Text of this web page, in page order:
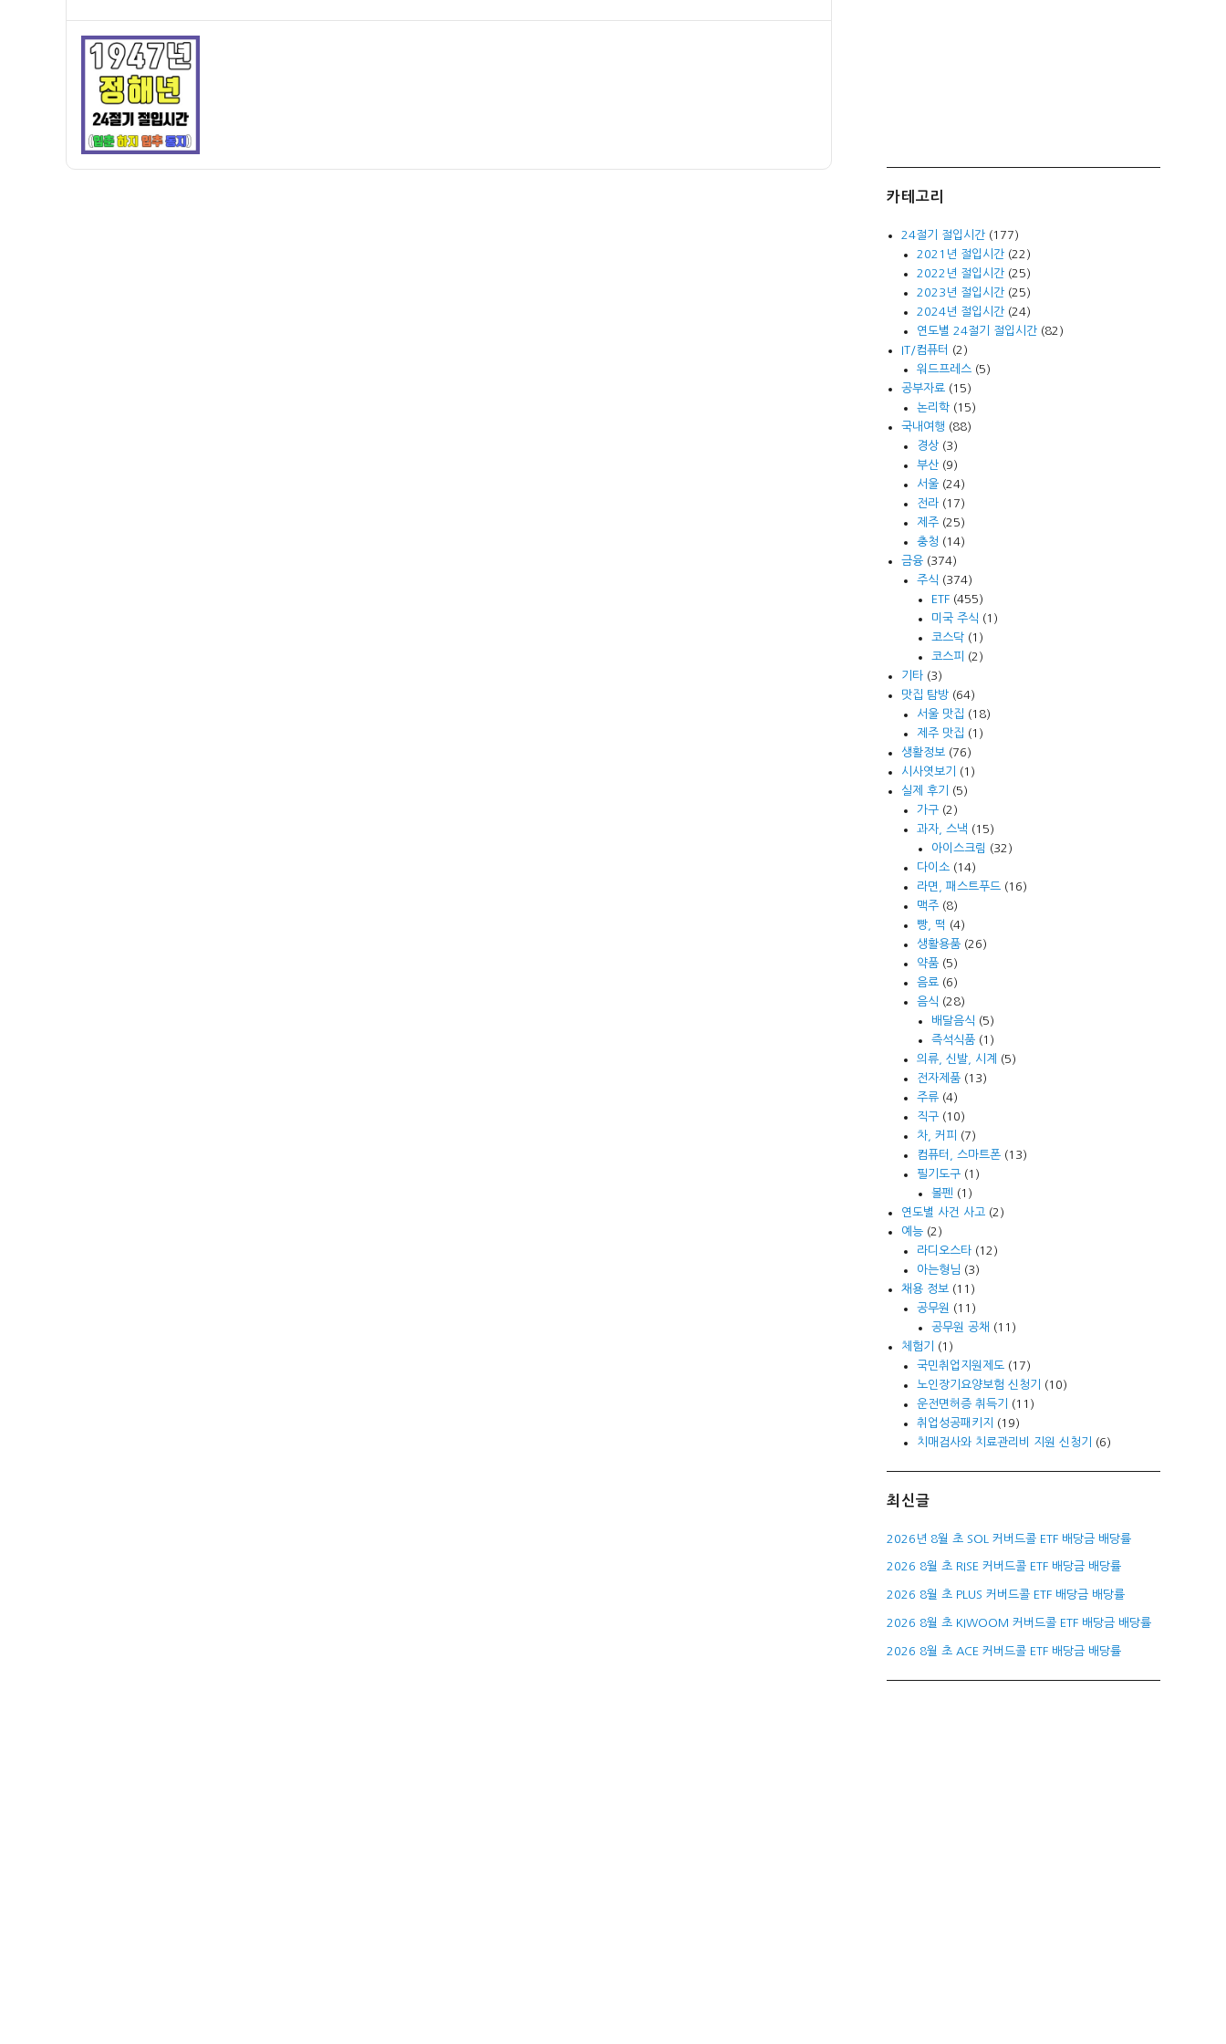
카테고리
24절기 절입시간 (177)
2021년 절입시간(22)
2022년 절입시간(25)
2023년 절입시간(25)
2024년 절입시간(24)
연도별 24절기 절입시간(82)
IT/컴퓨터
(2)
워드프레스(5)
공부자료 (15)
논리학(15)
국내여행 (88)
경상(3)
부산(9)
서울(24)
전라(17)
제주(25)
충청 (14)
금융 (374)
주식 (374)
ETF(455)
미국 주식 (1)
코스닥(1)
코스피
(2)
기타 (3)
맛집 탐방 (64)
서울 맛집 (18)
제주 맛집 (1)
생활정보 (76)
시사엿보기
(1)
실제 후기
(5)
가구(2)
과자, 스낵 (15)
아이스크림 (32)
다이소(14)
라면, 패스트푸드(16)
맥주(8)
빵, 떡 (4)
생활용품(26)
약품(5)
음료(6)
음식 (28)
배달음식 (5)
즉석식품(1)
의류, 신발, 시계
(5)
전자제품(13)
주류(4)
직구(10)
차, 커피
(7)
컴퓨터, 스마트폰(13)
필기도구(1)
볼펜 (1)
연도별 사건 사고 (2)
예능 (2)
라디오스타(12)
아는형님 (3)
채용 정보 (11)
공무원
(11)
공무원 공채 (11)
체험기
(1)
국민취업지원제도(17)
노인장기요양보험 신청기
(10)
운전면허증 취득기
(11)
취업성공패키지
(19)
치매검사와 치료관리비 지원 신청기
(6)
최신글
2026년 8월 초 SOL 커버드콜 ETF 배당금 배당률
2026 8월 초 RISE 커버드콜 ETF 배당금 배당률
2026 8월 초 PLUS 커버드콜 ETF 배당금 배당률
2026 8월 초 KIWOOM 커버드콜 ETF 배당금 배당률
2026 8월 초 ACE 커버드콜 ETF 배당금 배당률